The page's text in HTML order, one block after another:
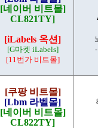
[네이버 비트몰]
CL821TY]
[iLabels 옥션]
[G마켓 iLabels]
[11번가 비트몰]
[쿠팡 비트몰]
[Lbm 라벨몰]
[네이버 비트몰]
CL822TY]